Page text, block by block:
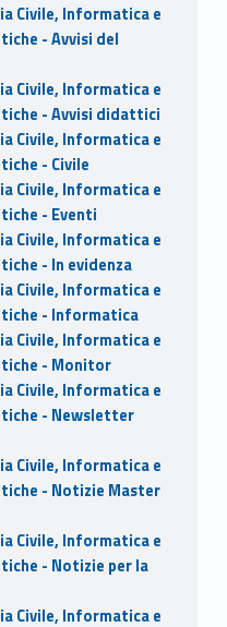
Civile, Informatica e
- Avvisi del
Civile, Informatica e
- Avvisi didattici
Civile, Informatica e
- Civile
Civile, Informatica e
- Eventi
Civile, Informatica e
- In evidenza
Civile, Informatica e
- Informatica
Civile, Informatica e
- Monitor
Civile, Informatica e
- Newsletter
Civile, Informatica e
- Notizie Master
Civile, Informatica e
- Notizie per la
Civile, Informatica e